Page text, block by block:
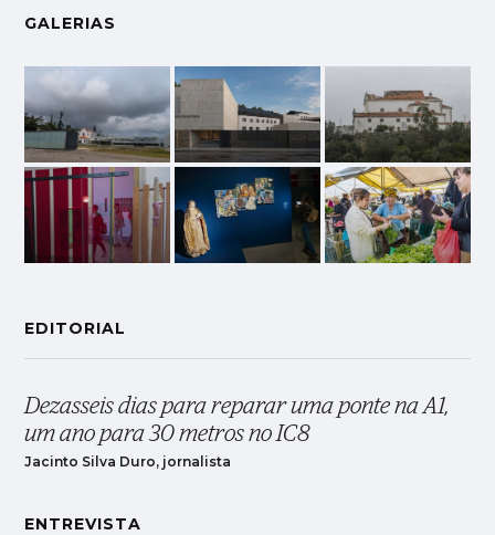
GALERIAS
EDITORIAL
Dezasseis dias para reparar uma ponte na A1,
um ano para 30 metros no IC8
Jacinto Silva Duro, jornalista
ENTREVISTA